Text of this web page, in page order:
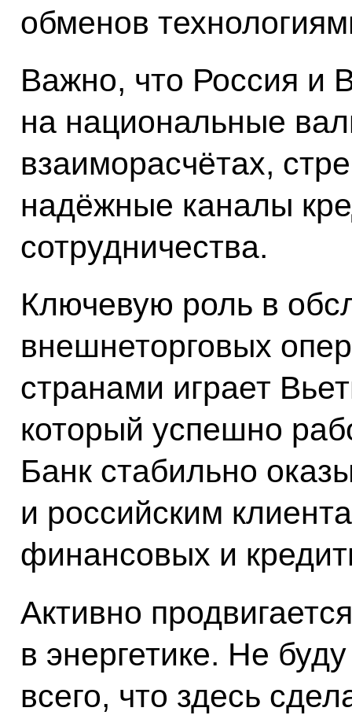
обменов
Важно, что Россия и
на национальные
взаиморасчётах,
надёжные каналы
сотрудничества.
Ключевую роль в
внешнеторговых
странами играет
который успешно
Банк стабильно
и российским
финансовых и
Активно
в энергетике. Не
всего, что здесь